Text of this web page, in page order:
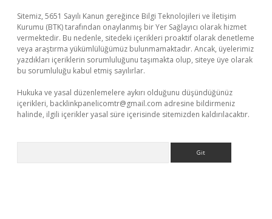
Sitemiz, 5651 Sayılı Kanun gereğince Bilgi Teknolojileri ve İletişim
Kurumu (BTK) tarafından onaylanmış bir Yer Sağlayıcı olarak hizmet
vermektedir. Bu nedenle, sitedeki içerikleri proaktif olarak denetleme
veya araştırma yükümlülüğümüz bulunmamaktadır. Ancak, üyelerimiz
yazdıkları içeriklerin sorumluluğunu taşımakta olup, siteye üye olarak
bu sorumluluğu kabul etmiş sayılırlar.
Hukuka ve yasal düzenlemelere aykırı olduğunu düşündüğünüz
içerikleri, backlinkpanelicomtr@gmail.com adresine bildirmeniz
halinde, ilgili içerikler yasal süre içerisinde sitemizden kaldırılacaktır.